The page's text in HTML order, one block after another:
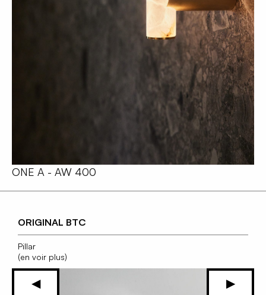
ONE A - AW 400
ORIGINAL BTC
Pillar
(en voir plus)